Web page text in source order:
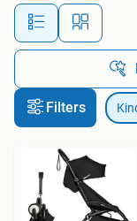
Filters